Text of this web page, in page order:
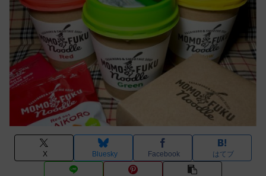
X Bluesky Facebook はてブ